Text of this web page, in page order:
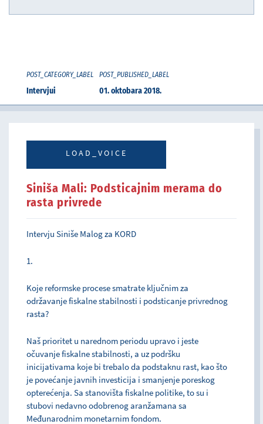
POST_CATEGORY_LABEL
Intervjui
POST_PUBLISHED_LABEL
01. oktobara 2018.
LOAD_VOICE
Siniša Mali: Podsticajnim merama do
rasta privrede
Intervju Siniše Malog za KORD
1.
Koje reformske procese smatrate ključnim za
održavanje fiskalne stabilnosti i podsticanje privrednog
rasta?
Naš prioritet u narednom periodu upravo i jeste
očuvanje fiskalne stabilnosti, a uz podršku
inicijativama koje bi trebalo da podstaknu rast, kao što
je povećanje javnih investicija i smanjenje poreskog
opterećenja. Sa stanovišta fiskalne politike, to su i
stubovi nedavno odobrenog aranžamana sa
Međunarodnim monetarnim fondom.